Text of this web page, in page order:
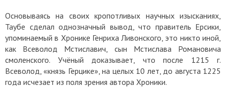
Основываясь на своих кропотливых научных изысканиях,
Таубе сделал однозначный вывод, что правитель Ерсики,
упоминаемый в Хронике Генриха Ливонского, это никто иной,
как Всеволод Мстиславич, сын Мстислава Романовича
смоленского. Учёный доказывает, что после 1215 г.
Всеволод, «князь Герцике», на целых 10 лет, до августа 1225
года исчезает из поля зрения автора Хроники.